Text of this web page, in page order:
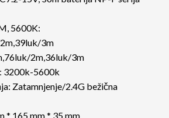
5600K:
3m
2m,36luk/3m
3200k-5600k
Zatamnjenje/2.4G bežična
* 165 mm * 35 mm